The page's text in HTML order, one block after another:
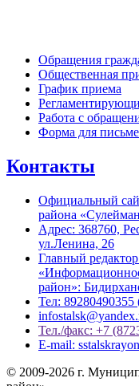
Обращения
Общественная
График приема
Работа с
Форма для
Контакты
Официальный
района
Адрес: 368760,
ул.Ленина, 26
Главный
район»:
Тел: 89280490355
Тел./факс: +7
E-mail:
© 2009-2026 г.